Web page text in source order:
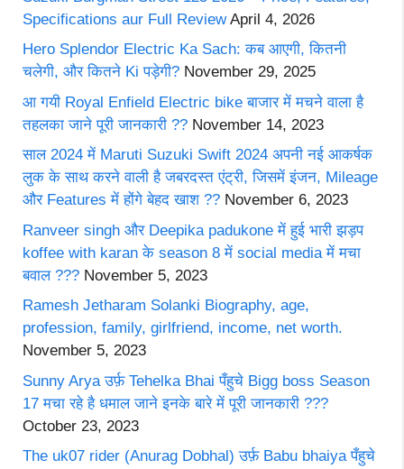
Specifications aur Full Review April 4, 2026
Hero Splendor Electric Ka Sach: कब आएगी, कितनी
चलेगी, और कितने Ki पड़ेगी? November 29, 2025
आ गयी Royal Enfield Electric bike बाजार में मचने वाला है
तहलका जाने पूरी जानकारी ?? November 14, 2023
साल 2024 में Maruti Suzuki Swift 2024 अपनी नई आकर्षक
लुक के साथ करने वाली है जबरदस्त एंट्री, जिसमें इंजन, Mileage
और Features में होंगे बेहद खाश ?? November 6, 2023
Ranveer singh और Deepika padukone में हुई भारी झड़प
koffee with karan के season 8 में social media में मचा
बवाल ??? November 5, 2023
Ramesh Jetharam Solanki Biography, age,
profession, family, girlfriend, income, net worth.
November 5, 2023
Sunny Arya उर्फ़ Tehelka Bhai पँहुचे Bigg boss Season
17 मचा रहे है धमाल जाने इनके बारे में पूरी जानकारी ???
October 23, 2023
The uk07 rider (Anurag Dobhal) उर्फ़ Babu bhaiya पँहुचे